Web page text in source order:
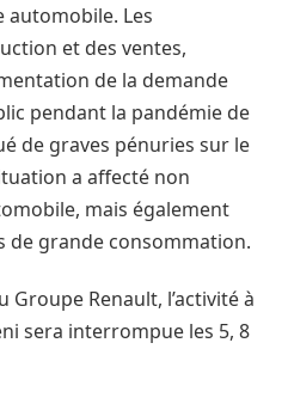
automobile. Les
et des ventes,
de la demande
pendant la pandémie de
de graves pénuries sur le
a affecté non
mais également
de grande consommation.
Renault, l’activité à
sera interrompue les 5, 8